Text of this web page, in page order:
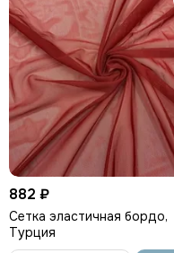
882 ₽
Сетка эластичная бордо,
Турция